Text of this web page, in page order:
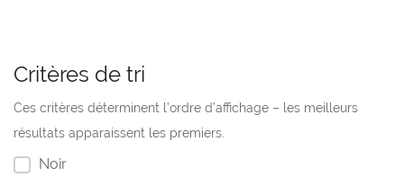
Critères de tri
Ces critères déterminent l’ordre d’affichage – les meilleurs
résultats apparaissent les premiers.
Noir